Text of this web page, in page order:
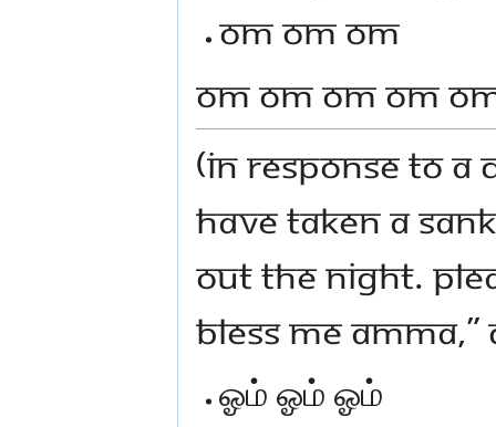
Om om om
Om om om om
(IN RESPONSE TO A
HAVE TAKEN A
OUT THE NIGHT.
BLESS ME AMMA,”
ஓம் ஓம் ஓம்